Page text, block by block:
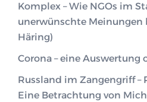
Komplex – Wie NGOs im
unerwünschte Meinungen
Häring)
Corona – eine Auswertung
Russland im Zangengriff –
Eine Betrachtung von